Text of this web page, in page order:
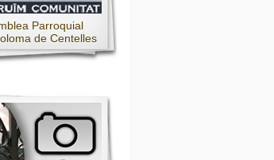
Parroquial
de Centelles